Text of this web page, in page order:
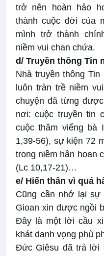
trở nên hoàn hảo
thành cuộc đời của
mình trở thành
niềm vui chan chứa.
d/ Truyền thông Tin
Nhà truyền thông
luôn tràn trề niềm
chuyện đã từng
nơi: cuộc truyền tin
cuộc thăm viếng bà
1,39-56), sự kiện 72
trong niềm hân hoan
(Lc 10,17-21)…
e/ Hiến thân vì quá
Cũng cần nhớ lại sự
Gioan xin được ngồi
Đây là một lời cầu
khát danh vọng phù
Đức Giêsu đã trả lời